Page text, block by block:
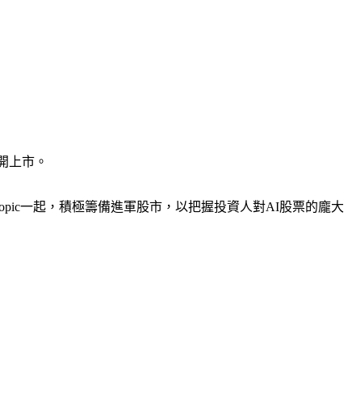
上市。
一起，積極籌備進軍股市，以把握投資人對AI股票的龐大